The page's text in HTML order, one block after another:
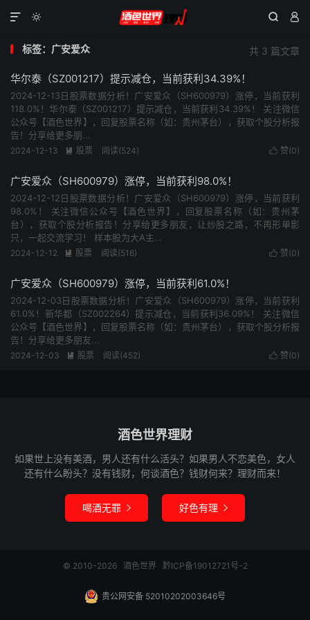
  

共 3 篇文章
标签：广安爱众
华尔泰（SZ001217）提示减仓，当前获利34.39%！
2024-12-13日股票数据分析！广安爱众（SH600979）涨停，当前获利
118.0%！华尔泰（SZ001217）提示减仓，当前获利34.39%！ 关注微信
公众号【酒色世界】，回复股票名称（如：贵州茅台），获取个股分析报
告！分享给更多朋...
 赞(0)
2024-12-13  股票 阅读(524)
广安爱众（SH600979）涨停，当前获利98.0%！
2024-12-12日股票数据分析！广安爱众（SH600979）涨停，当前获利
98.0%！ 关注微信公众号【酒色世界】，回复股票名称（如：贵州茅
台），获取个股分析报告！分享给更多朋友，让炒股之路，不再形单影
只，一起交流学习！ 样本股为大A主...
 赞(0)
2024-12-12  股票 阅读(516)
广安爱众（SH600979）涨停，当前获利61.0%！
2024-12-03日股票数据分析！广安爱众（SH600979）涨停，当前获利
61.0%！新华都（SZ002264）提示减仓，当前获利36.09%！ 关注微信
公众号【酒色世界】，回复股票名称（如：贵州茅台），获取个股分析报
告！分享给更多朋友...
 赞(0)
2024-12-03  股票 阅读(452)
酒色世界理财
如果世上没有美酒，男人还有什么活头？如果男人不恋美色，女人
还有什么盼头？没有钱财，何谈酒色？钱财何来？理财而来！
喝酒无罪  好色有理 
© 2010-2026 酒色世界 黔ICP备19012721号-2
贵公网安备 52010202003646号